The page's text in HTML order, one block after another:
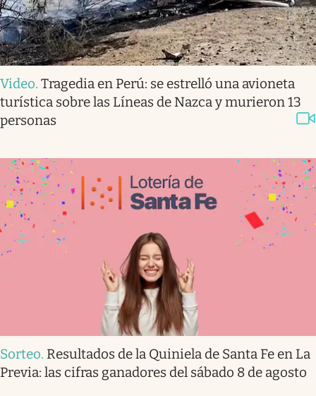
Video. Tragedia en Perú: se estrelló una avioneta
turística sobre las Líneas de Nazca y murieron 13
personas
Sorteo. Resultados de la Quiniela de Santa Fe en La
Previa: las cifras ganadores del sábado 8 de agosto